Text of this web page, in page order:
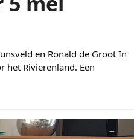
en Ronald de Groot In
het Rivierenland. Een